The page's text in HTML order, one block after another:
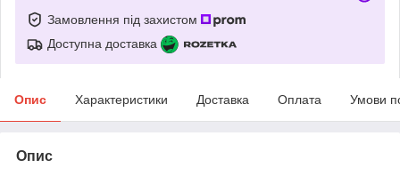
Замовлення під захистом
Доступна доставка
Опис Характеристики Доставка Оплата Умови
Опис